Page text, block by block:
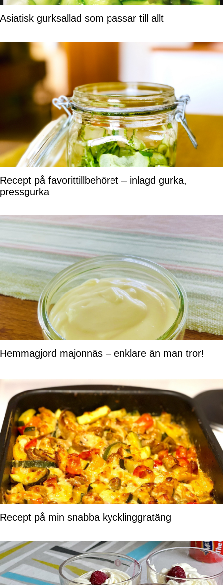
Asiatisk gurksallad som passar till allt
Recept på favorittillbehöret – inlagd gurka,
pressgurka
Hemmagjord majonnäs – enklare än man tror!
Recept på min snabba kycklinggratäng